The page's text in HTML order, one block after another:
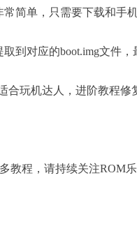
简单，只需要下载和手
到对应的boot.img文件，
合玩机达人，进阶教程修
教程，请持续关注ROM乐